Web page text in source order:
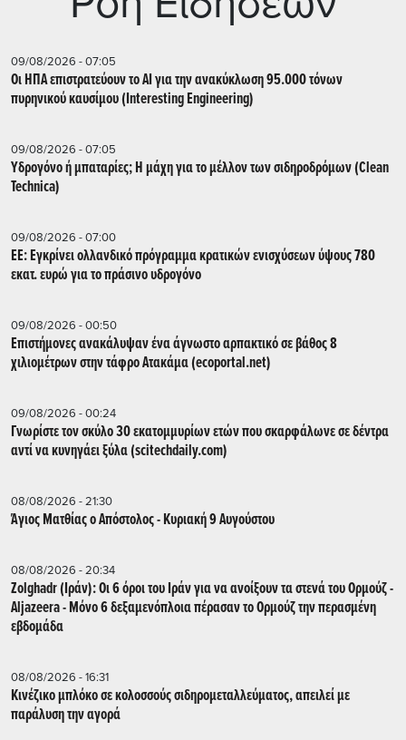
09/08/2026 - 07:05
Οι ΗΠΑ επιστρατεύουν το AI για την ανακύκλωση 95.000 τόνων
πυρηνικού καυσίμου (Interesting Engineering)
09/08/2026 - 07:05
Υδρογόνο ή μπαταρίες; Η μάχη για το μέλλον των σιδηροδρόμων (Clean
Technica)
09/08/2026 - 07:00
ΕΕ: Εγκρίνει ολλανδικό πρόγραμμα κρατικών ενισχύσεων ύψους 780
εκατ. ευρώ για το πράσινο υδρογόνο
09/08/2026 - 00:50
Επιστήμονες ανακάλυψαν ένα άγνωστο αρπακτικό σε βάθος 8
χιλιομέτρων στην τάφρο Ατακάμα (ecoportal.net)
09/08/2026 - 00:24
Γνωρίστε τον σκύλο 30 εκατομμυρίων ετών που σκαρφάλωνε σε δέντρα
αντί να κυνηγάει ξύλα (scitechdaily.com)
08/08/2026 - 21:30
Άγιος Ματθίας ο Απόστολος - Κυριακή 9 Αυγούστου
08/08/2026 - 20:34
Zolghadr (Ιράν): Οι 6 όροι του Ιράν για να ανοίξουν τα στενά του Ορμούζ -
Aljazeera - Mόνο 6 δεξαμενόπλοια πέρασαν το Ορμούζ την περασμένη
εβδομάδα
08/08/2026 - 16:31
Κινέζικο μπλόκο σε κολοσσούς σιδηρομεταλλεύματος, απειλεί με
παράλυση την αγορά